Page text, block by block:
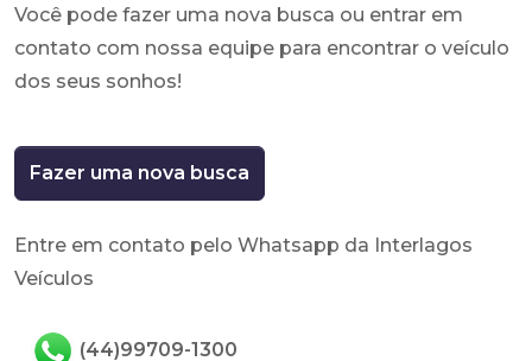
Você pode fazer uma nova busca ou entrar em
contato com nossa equipe para encontrar o veículo
dos seus sonhos!
Fazer uma nova busca
Entre em contato pelo Whatsapp da Interlagos
Veículos
(44)99709-1300